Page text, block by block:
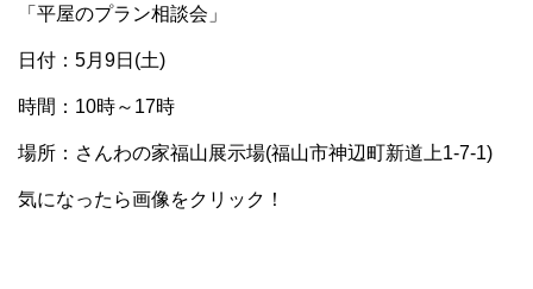
「平屋のプラン相談会」
日付：5月9日(土)
時間：10時～17時
場所：さんわの家福山展示場(福山市神辺町新道上1-7-1)
気になったら画像をクリック！